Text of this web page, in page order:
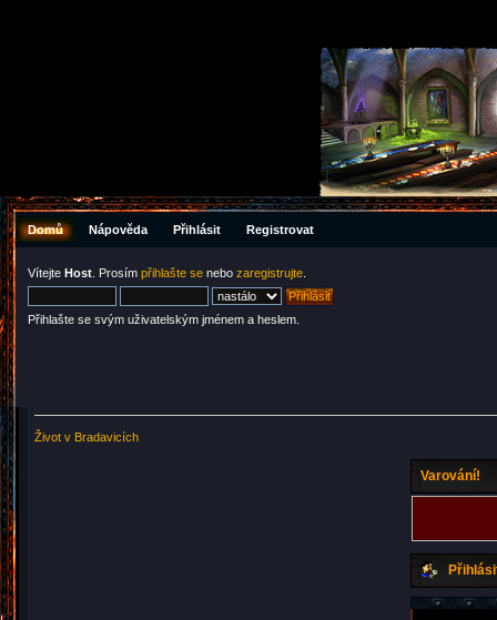
Domů Nápověda Přihlásit Registrovat
Vítejte Host . Prosím přihlašte se nebo zaregistrujte
Přihlašte se svým uživatelským jménem a heslem.
Život v Bradavicích
Varování!